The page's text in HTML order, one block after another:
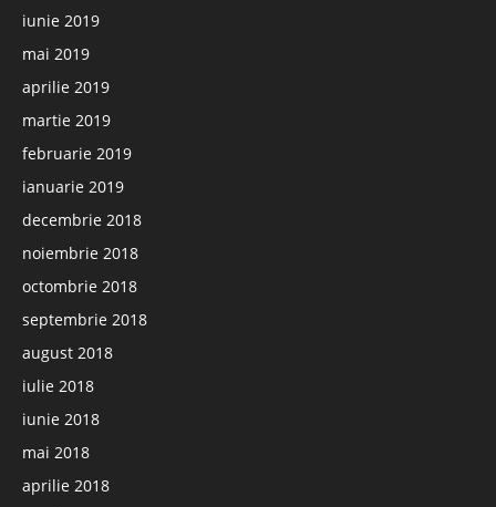
iunie 2019
mai 2019
aprilie 2019
martie 2019
februarie 2019
ianuarie 2019
decembrie 2018
noiembrie 2018
octombrie 2018
septembrie 2018
august 2018
iulie 2018
iunie 2018
mai 2018
aprilie 2018